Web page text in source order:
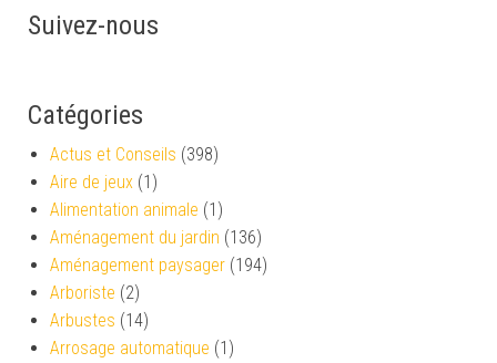
Suivez-nous
Catégories
Actus et Conseils (398)
Aire de jeux (1)
Alimentation animale (1)
Aménagement du jardin (136)
Aménagement paysager (194)
Arboriste (2)
Arbustes (14)
Arrosage automatique (1)